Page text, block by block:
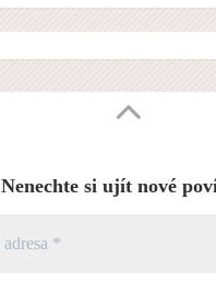
Nenechte si ujít nové